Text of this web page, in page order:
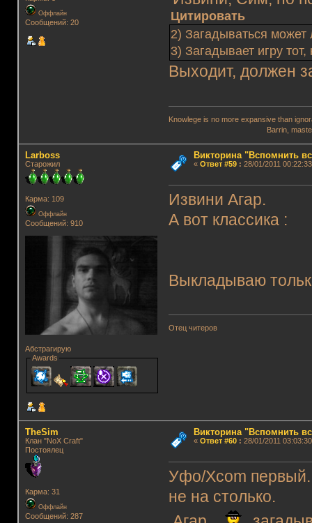
Оффлайн
Сообщений: 20
Цитировать
2) Загадываться
3) Загадывает игру
Выходит, должен
Knowlege is no more expansive than
Barrin, master
Lаrboss
Старожил
Карма: 109
Оффлайн
Сообщений: 910
Абстрагирую
Awards
Викторина "Вспомнить
« Ответ #59: 28/01/2011
Извини Агар.
А вот классика :
Выкладываю
Отец читеров
TheSim
Клан "NoX Craft"
Постоялец
Карма: 31
Оффлайн
Сообщений: 287
Викторина "Вспомнить
« Ответ #60: 28/01/2011
Уфо/Xcom
не на столько.